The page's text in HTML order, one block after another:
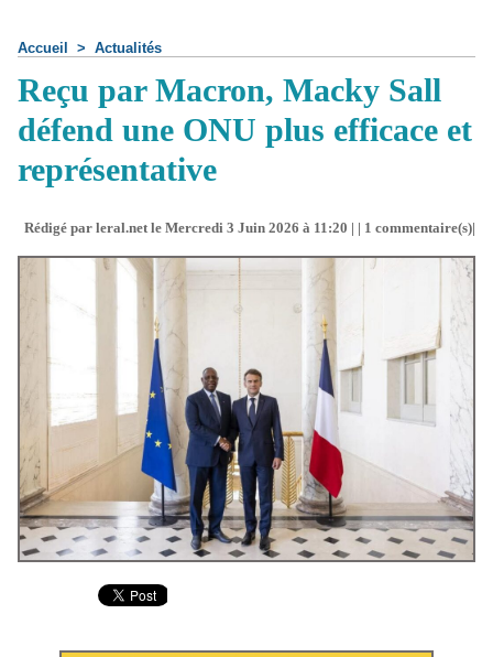
Accueil > Actualités
Reçu par Macron, Macky Sall
défend une ONU plus efficace et
représentative
Rédigé par leral.net le Mercredi 3 Juin 2026 à 11:20 | | 1 commentaire(s)|